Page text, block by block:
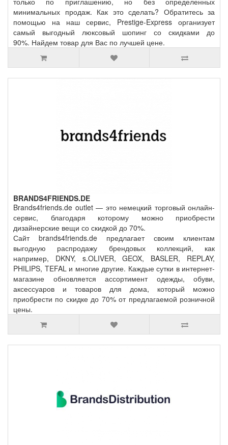
минимальных продаж. Как это сделать? Обратитесь за
помощью на наш сервис, Prestige-Express организует
самый выгодный люксовый шопинг со скидками до
90%. Найдем товар для Вас по лучшей цене.
BRANDS4FRIENDS.DE
Brands4friends.de outlet — это немецкий торговый онлайн-
сервис, благодаря которому можно приобрести
дизайнерские вещи со скидкой до 70%.
Сайт brands4friends.de предлагает своим клиентам
выгодную распродажу брендовых коллекций, как
например, DKNY, s.OLIVER, GEOX, BASLER, REPLAY,
PHILIPS, TEFAL и многие другие. Каждые сутки в интернет-
магазине обновляется ассортимент одежды, обуви,
аксессуаров и товаров для дома, который можно
приобрести по скидке до 70% от предлагаемой розничной
цены.